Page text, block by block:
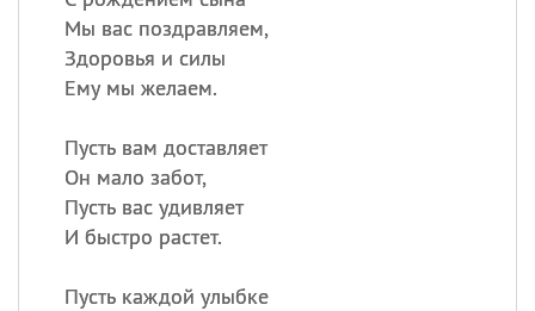
Мы вас поздравляем,
Здоровья и силы
Ему мы желаем.
Пусть вам доставляет
Он мало забот,
Пусть вас удивляет
И быстро растет.
Пусть каждой улыбке